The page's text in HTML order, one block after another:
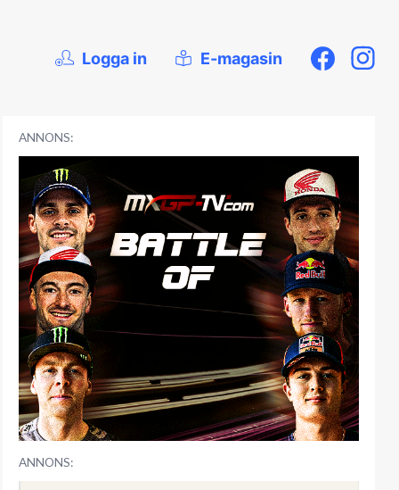
Logga in E-magasin
ANNONS:
ANNONS: